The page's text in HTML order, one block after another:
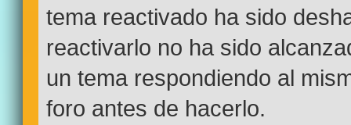
tema reactivado ha sido
reactivarlo no ha sido
un tema respondiendo al
foro antes de hacerlo.